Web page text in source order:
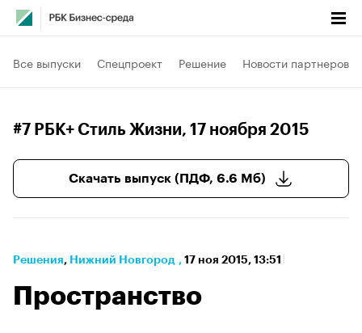
Все выпуски Спецпроект Решение Новости партнеров
#7 РБК+ Стиль Жизни, 17 ноября 2015
Скачать выпуск (ПДФ, 6.6 Мб)
Решения⁠, Нижний Новгород , 17 ноя 2015, 13:51
Пространство